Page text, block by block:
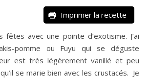
Imprimer la recette
pomme ou Fuyu qui se déguste
est très légèrement vanillé et peu
se marie bien avec les crustacés. Je